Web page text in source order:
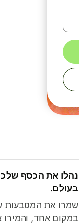
נהלו את הכסף
בעולם.
שמרו את המטבעות
במקום אחד, והמירו